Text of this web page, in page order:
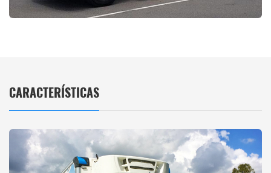
CARACTERÍSTICAS